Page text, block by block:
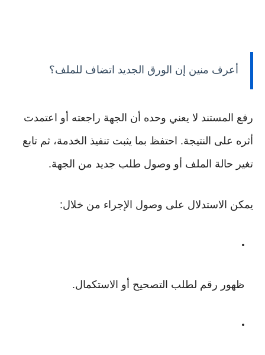
أعرف منين إن الورق الجديد اتضاف للملف؟
رفع المستند لا يعني وحده أن الجهة راجعته أو اعتمدت
أثره على النتيجة. احتفظ بما يثبت تنفيذ الخدمة، ثم تابع
تغير حالة الملف أو وصول طلب جديد من الجهة.
يمكن الاستدلال على وصول الإجراء من خلال:
ظهور رقم لطلب التصحيح أو الاستكمال.